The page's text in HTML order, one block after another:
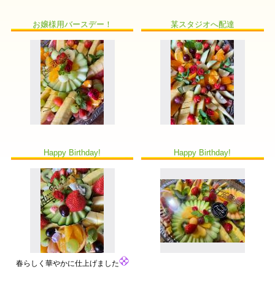
お嬢様用バースデー！ 某スタジオへ配達
Happy Birthday!
春らしく華やかに仕上げました
Happy Birthday!